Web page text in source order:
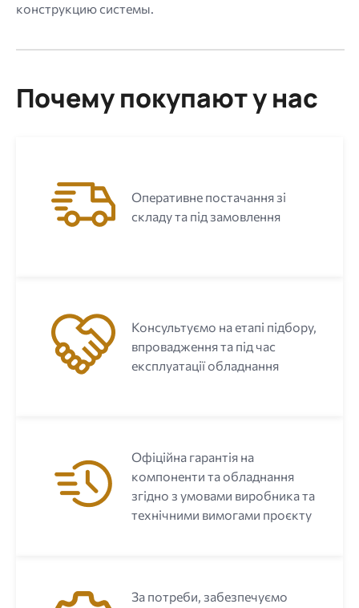
конструкцию системы.
Почему покупают у нас
Оперативне постачання зі
складу та під замовлення
Консультуємо на етапі підбору,
впровадження та під час
експлуатації обладнання
Офіційна гарантія на
компоненти та обладнання
згідно з умовами виробника та
технічними вимогами проєкту
За потреби, забезпечуємо